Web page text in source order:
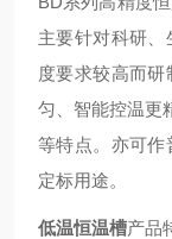
主要针对科研
度要求较高而
匀、智能控温更
等特点。亦可作
定标用途。
低温恒温槽产品